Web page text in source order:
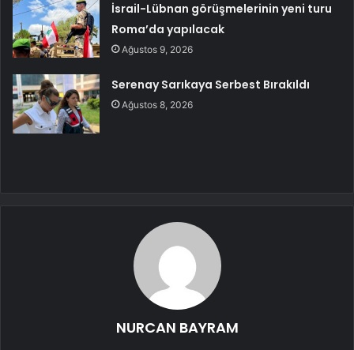
İsrail-Lübnan görüşmelerinin yeni turu
Roma’da yapılacak
Ağustos 9, 2026
Serenay Sarıkaya Serbest Bırakıldı
Ağustos 8, 2026
NURCAN BAYRAM